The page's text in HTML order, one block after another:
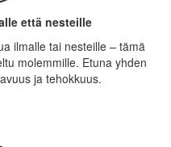
että nesteille
ilmalle tai nesteille – tämä
molemmille. Etuna yhden
ja tehokkuus.